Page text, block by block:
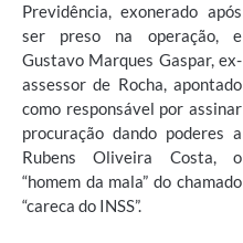
Previdência, exonerado após
ser preso na operação, e
Gustavo Marques Gaspar, ex-
assessor de Rocha, apontado
como responsável por assinar
procuração dando poderes a
Rubens Oliveira Costa, o
“homem da mala” do chamado
“careca do INSS”.